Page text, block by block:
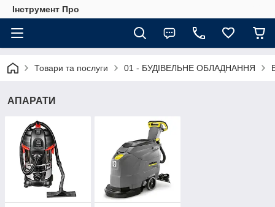
Інструмент Про
Товари та послуги 01 - БУДІВЕЛЬНЕ ОБЛАДНАННЯ
АПАРАТИ